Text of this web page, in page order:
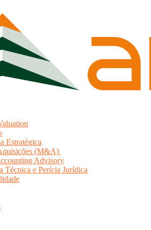
Estratégica
(M&A)
Advisory
Técnica e Perícia Jurídica